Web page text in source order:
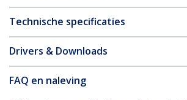
Technische specificaties
Drivers & Downloads
FAQ en naleving